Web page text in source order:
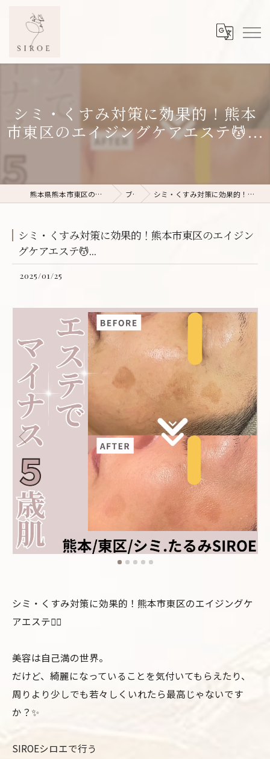
シミ・くすみ対策に効果的！熊本
市東区のエイジングケアエステ💆...
熊本県熊本市東区のフェイシャルエステならSIROE ブログ シミ・くすみ対策に効果的！熊本市東区のエイジングケアエステ💆...
シミ・くすみ対策に効果的！熊本市東区のエイジン
グケアエステ💆...
2025/01/25
シミ・くすみ対策に効果的！熊本市東区のエイジングケ
アエステ💆‍♀️
美容は自己満の世界。
だけど、綺麗になっていることを気付いてもらえたり、
周りより少しでも若々しくいれたら最高じゃないです
か？✨
SIROEシロエで行う